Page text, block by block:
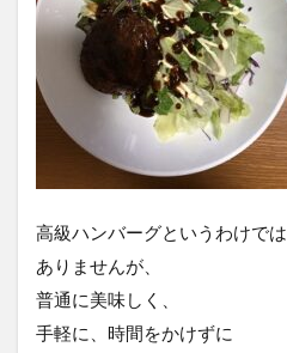
高級ハンバーグというわけでは
ありませんが、
普通に美味しく、
手軽に、時間をかけずに